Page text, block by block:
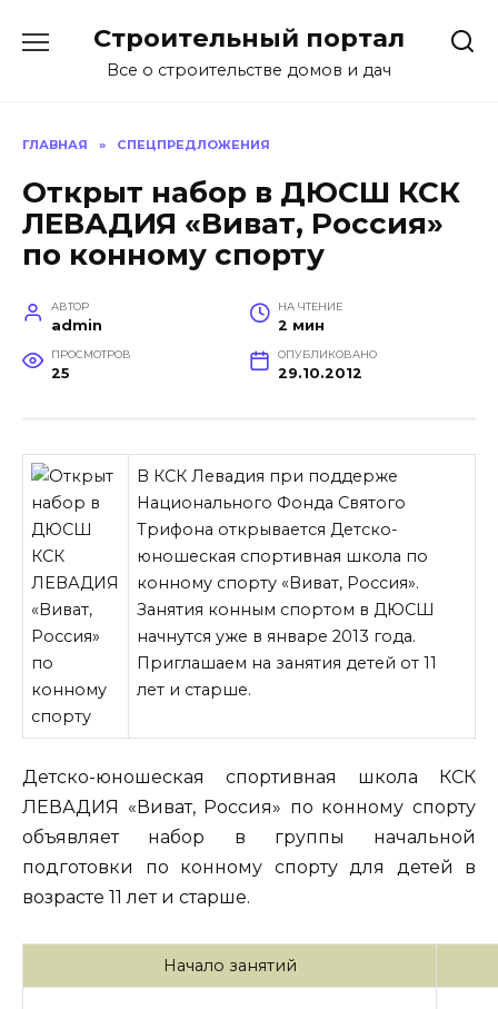
содержанию
Строительный портал
Все о строительстве домов и дач
ГЛАВНАЯ » СПЕЦПРЕДЛОЖЕНИЯ
Открыт набор в ДЮСШ КСК
ЛЕВАДИЯ «Виват, Россия»
по конному спорту
АВТОР
admin
НА ЧТЕНИЕ
2 мин
ПРОСМОТРОВ
25
ОПУБЛИКОВАНО
29.10.2012
В КСК Левадия при поддерже
Национального Фонда Святого
Трифона открывается Детско-
юношеская спортивная школа по
конному спорту «Виват, Россия».
Занятия конным спортом в ДЮСШ
начнутся уже в январе 2013 года.
Приглашаем на занятия детей от 11
лет и старше.
Детско-юношеская спортивная школа КСК
ЛЕВАДИЯ «Виват, Россия» по конному спорту
объявляетнабор в группы начальной
подготовки по конному спорту для детей в
возрасте 11 лет и старше.
Начало занятий